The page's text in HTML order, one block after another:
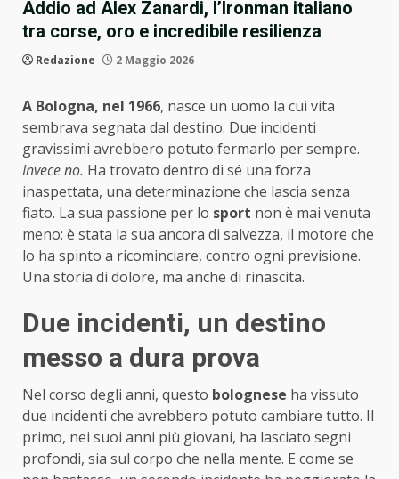
Addio ad Alex Zanardi, l’Ironman italiano
tra corse, oro e incredibile resilienza
Redazione 2 Maggio 2026
A Bologna, nel 1966, nasce un uomo la cui vita
sembrava segnata dal destino. Due incidenti
gravissimi avrebbero potuto fermarlo per sempre.
Invece no. Ha trovato dentro di sé una forza
inaspettata, una determinazione che lascia senza
fiato. La sua passione per lo sport non è mai venuta
meno: è stata la sua ancora di salvezza, il motore che
lo ha spinto a ricominciare, contro ogni previsione.
Una storia di dolore, ma anche di rinascita.
Due incidenti, un destino
messo a dura prova
Nel corso degli anni, questo bolognese ha vissuto
due incidenti che avrebbero potuto cambiare tutto. Il
primo, nei suoi anni più giovani, ha lasciato segni
profondi, sia sul corpo che nella mente. E come se